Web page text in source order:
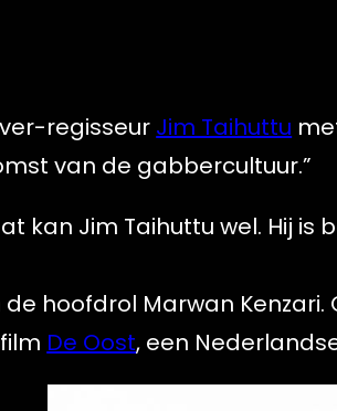
regisseur Jim Taihuttu
van de gabbercultuur.”
kan Jim Taihuttu wel. Hij
hoofdrol Marwan
De Oost, een